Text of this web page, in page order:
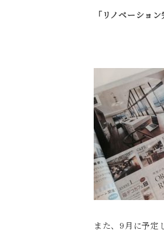
「リノベーション
また、9月に予定